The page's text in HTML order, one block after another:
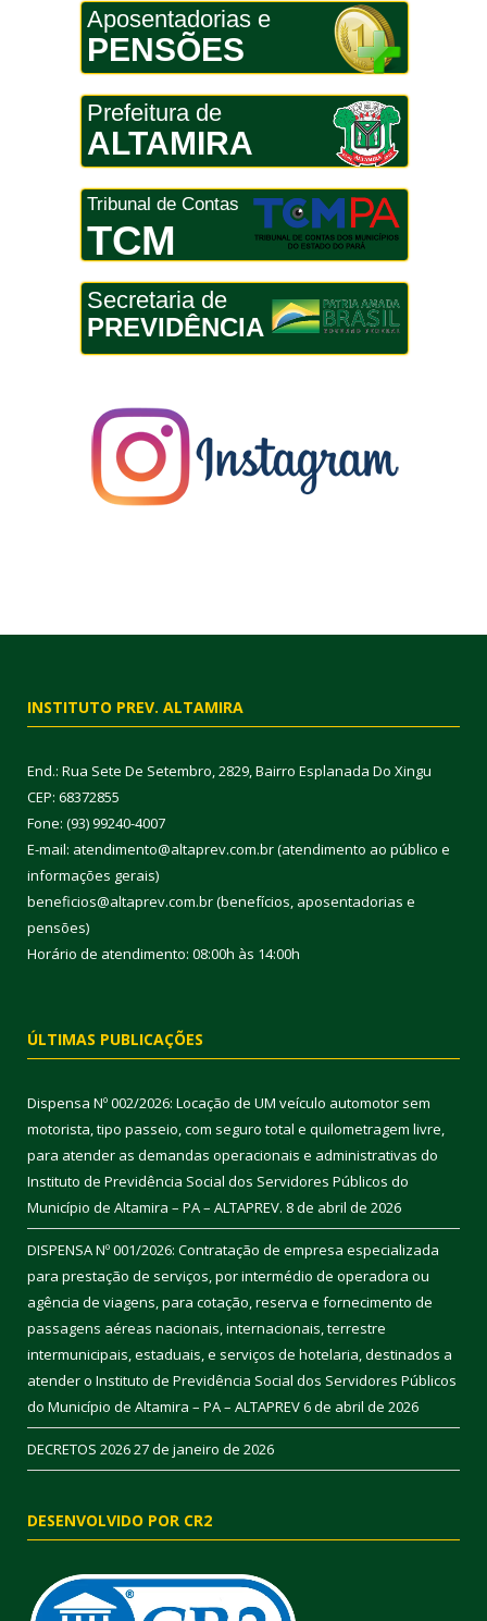
Aposentadorias e
PENSÕES
Prefeitura de
ALTAMIRA
Tribunal de Contas
TCM
Secretaria de
PREVIDÊNCIA
INSTITUTO PREV. ALTAMIRA
End.: Rua Sete De Setembro, 2829, Bairro Esplanada Do Xingu
CEP: 68372855
Fone: (93) 99240-4007
E-mail: atendimento@altaprev.com.br (atendimento ao público e
informações gerais)
beneficios@altaprev.com.br (benefícios, aposentadorias e
pensões)
Horário de atendimento: 08:00h às 14:00h
ÚLTIMAS PUBLICAÇÕES
Dispensa Nº 002/2026: Locação de UM veículo automotor sem
motorista, tipo passeio, com seguro total e quilometragem livre,
para atender as demandas operacionais e administrativas do
Instituto de Previdência Social dos Servidores Públicos do
Município de Altamira – PA – ALTAPREV. 8 de abril de 2026
DISPENSA Nº 001/2026: Contratação de empresa especializada
para prestação de serviços, por intermédio de operadora ou
agência de viagens, para cotação, reserva e fornecimento de
passagens aéreas nacionais, internacionais, terrestre
intermunicipais, estaduais, e serviços de hotelaria, destinados a
atender o Instituto de Previdência Social dos Servidores Públicos
do Município de Altamira – PA – ALTAPREV6 de abril de 2026
DECRETOS 202627 de janeiro de 2026
DESENVOLVIDO POR CR2